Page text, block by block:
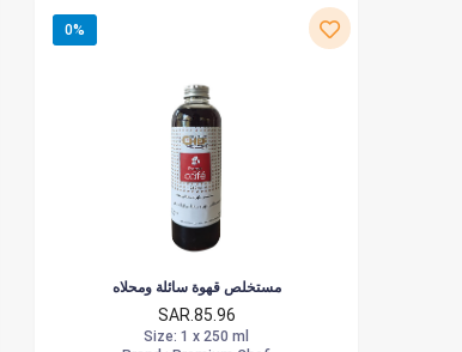
0%
مستخلص قهوة سائلة ومحلاه
SAR.85.96
Size: 1 x 250 ml